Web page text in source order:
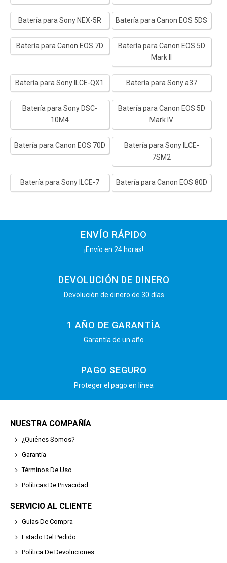
Batería para Sony NEX-5R Batería para Canon EOS 5DS
Batería para Canon EOS 7D
Batería para Canon EOS 5D
Mark II
Batería para Sony ILCE-QX1 Batería para Sony a37
Batería para Sony DSC-
10M4
Batería para Canon EOS 5D
Mark IV
Batería para Canon EOS 70D
Batería para Sony ILCE-
7SM2
Batería para Sony ILCE-7 Batería para Canon EOS 80D
ENVÍO RÁPIDO
¡Envío en 24 horas!
DEVOLUCIÓN DE DINERO
Devolución de dinero de 30 días
1 AÑO DE GARANTÍA
Garantía de un año
PAGO SEGURO
Proteger el pago en línea
NUESTRA COMPAÑÍA
¿Quiénes Somos?
Garantía
Términos De Uso
Políticas De Privacidad
SERVICIO AL CLIENTE
Guías De Compra
Estado Del Pedido
Política De Devoluciones